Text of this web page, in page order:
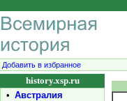
Добавить в избранное
history.xsp.ru
• Австралия